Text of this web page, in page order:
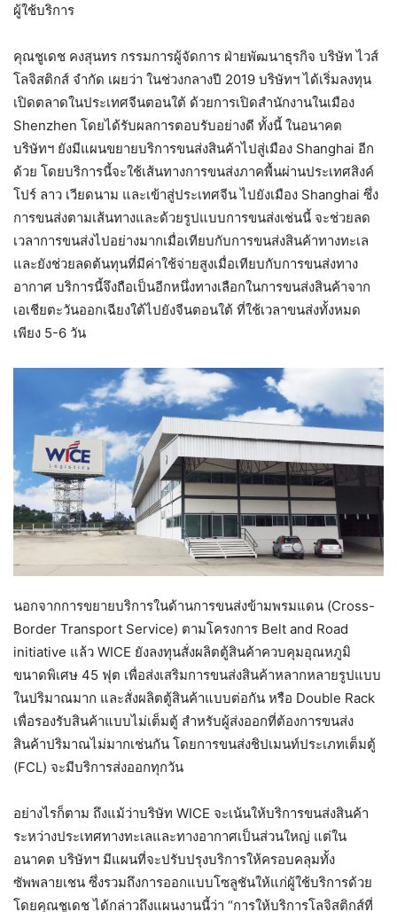
ผู้ใช้บริการ
คุณชูเดช คงสุนทร กรรมการผู้จัดการ ฝ่ายพัฒนาธุรกิจ บริษัท ไวส์
โลจิสติกส์ จำกัด เผยว่า ในช่วงกลางปี 2019 บริษัทฯ ได้เริ่มลงทุน
เปิดตลาดในประเทศจีนตอนใต้ ด้วยการเปิดสำนักงานในเมือง
Shenzhen โดยได้รับผลการตอบรับอย่างดี ทั้งนี้ ในอนาคต
บริษัทฯ ยังมีแผนขยายบริการขนส่งสินค้าไปสู่เมือง Shanghai อีก
ด้วย โดยบริการนี้จะใช้เส้นทางการขนส่งภาคพื้นผ่านประเทศสิงค์
โปร์ ลาว เวียดนาม และเข้าสู่ประเทศจีน ไปยังเมือง Shanghai ซึ่ง
การขนส่งตามเส้นทางและด้วยรูปแบบการขนส่งเช่นนี้ จะช่วยลด
เวลาการขนส่งไปอย่างมากเมื่อเทียบกับการขนส่งสินค้าทางทะเล
และยังช่วยลดต้นทุนที่มีค่าใช้จ่ายสูงเมื่อเทียบกับการขนส่งทาง
อากาศ บริการนี้จึงถือเป็นอีกหนึ่งทางเลือกในการขนส่งสินค้าจาก
เอเชียตะวันออกเฉียงใต้ไปยังจีนตอนใต้ ที่ใช้เวลาขนส่งทั้งหมด
เพียง 5-6 วัน
นอกจากการขยายบริการในด้านการขนส่งข้ามพรมแดน (Cross-
Border Transport Service) ตามโครงการ Belt and Road
initiative แล้ว WICE ยังลงทุนสั่งผลิตตู้สินค้าควบคุมอุณหภูมิ
ขนาดพิเศษ 45 ฟุต เพื่อส่งเสริมการขนส่งสินค้าหลากหลายรูปแบบ
ในปริมาณมาก และสั่งผลิตตู้สินค้าแบบต่อกัน หรือ Double Rack
เพื่อรองรับสินค้าแบบไม่เต็มตู้ สำหรับผู้ส่งออกที่ต้องการขนส่ง
สินค้าปริมาณไม่มากเช่นกัน โดยการขนส่งชิปเมนท์ประเภทเต็มตู้
(FCL) จะมีบริการส่งออกทุกวัน
อย่างไรก็ตาม ถึงแม้ว่าบริษัท WICE จะเน้นให้บริการขนส่งสินค้า
ระหว่างประเทศทางทะเลและทางอากาศเป็นส่วนใหญ่ แต่ใน
อนาคต บริษัทฯ มีแผนที่จะปรับปรุงบริการให้ครอบคลุมทั้ง
ซัพพลายเชน ซึ่งรวมถึงการออกแบบโซลูชันให้แก่ผู้ใช้บริการด้วย
โดยคุณชูเดช ได้กล่าวถึงแผนงานนี้ว่า “การให้บริการโลจิสติกส์ที่